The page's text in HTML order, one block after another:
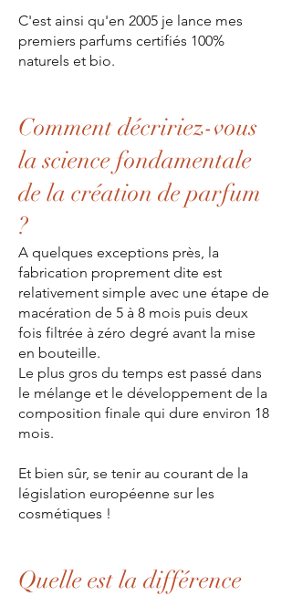
C'est ainsi qu'en 2005 je lance mes
premiers parfums certifiés 100%
naturels et bio.
Comment décririez-vous
la science fondamentale
de la création de parfum
?
A quelques exceptions près, la
fabrication proprement dite est
relativement simple avec une étape de
macération de 5 à 8 mois puis deux
fois filtrée à zéro degré avant la mise
en bouteille.
Le plus gros du temps est passé dans
le mélange et le développement de la
composition finale qui dure environ 18
mois.
Et bien sûr, se tenir au courant de la
législation européenne sur les
cosmétiques !
Quelle est la différence